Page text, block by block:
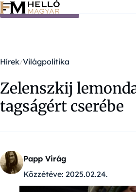
Ugrás a tartalomra
Hírek Világpolitika
Zelenszkij
tagságért cserébe
Papp Virág
Közzétéve: 2025.02.24.